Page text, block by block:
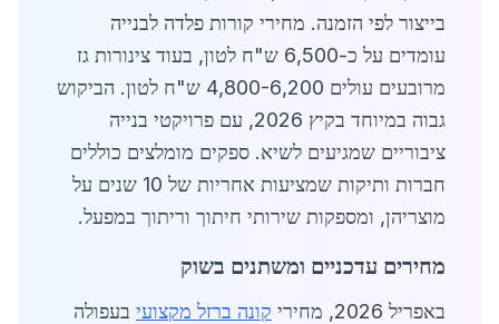
בייצור לפי הזמנה. מחירי קורות פלדה לבנייה
עומדים על כ-6,500 ש"ח לטון, בעוד צינורות גז
מרובעים עולים 4,800-6,200 ש"ח לטון. הביקוש
גבוה במיוחד בקיץ 2026, עם פרויקטי בנייה
ציבוריים שמגיעים לשיא. ספקים מומלצים כוללים
חברות ותיקות שמציעות אחריות של 10 שנים על
מוצריהן, ומספקות שירותי חיתוך וריתוך במפעל.
מחירים עדכניים ומשתנים בשוק
באפריל 2026, מחירי קונה ברזל מקצועי בעפולה